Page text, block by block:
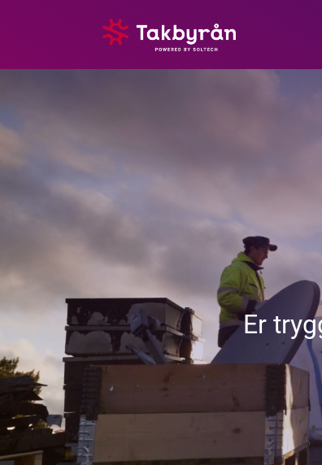
Kontakt
Pressrum
Kvalité, miljö och garantier
Soltech Energy
Er